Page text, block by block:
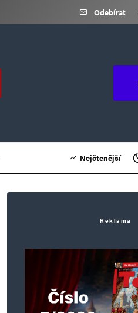
Odebírat
Nejčtenější
Reklama